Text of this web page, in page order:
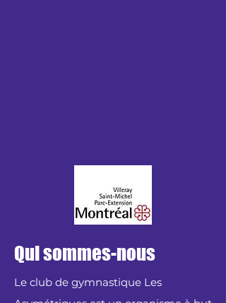
Qui sommes-nous
Le club de gymnastique Les